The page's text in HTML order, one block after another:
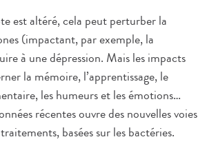
est altéré, cela peut perturber la
(impactant, par exemple, la
à une dépression. Mais les impacts
la mémoire, l’apprentissage, le
les humeurs et les émotions…
récentes ouvre des nouvelles voies
basées sur les bactéries.